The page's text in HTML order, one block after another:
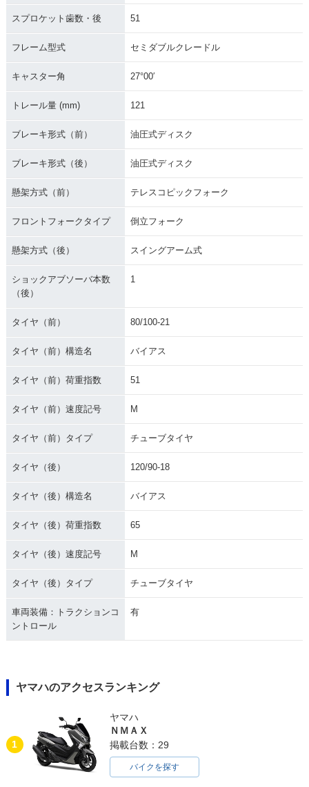
スプロケット歯数・後 51
フレーム型式 セミダブルクレードル
キャスター角 27°00′
トレール量 (mm) 121
ブレーキ形式（前） 油圧式ディスク
ブレーキ形式（後） 油圧式ディスク
懸架方式（前） テレスコピックフォーク
フロントフォークタイプ 倒立フォーク
懸架方式（後） スイングアーム式
ショックアブソーバ本数
（後）
1
タイヤ（前） 80/100-21
タイヤ（前）構造名 バイアス
タイヤ（前）荷重指数 51
タイヤ（前）速度記号 M
タイヤ（前）タイプ チューブタイヤ
タイヤ（後） 120/90-18
タイヤ（後）構造名 バイアス
タイヤ（後）荷重指数 65
タイヤ（後）速度記号 M
タイヤ（後）タイプ チューブタイヤ
車両装備：トラクションコ
ントロール
有
ヤマハのアクセスランキング
1
ヤマハ
ＮＭＡＸ
掲載台数：29
バイクを探す